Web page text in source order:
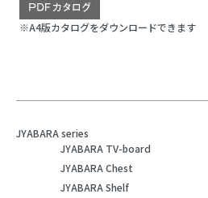
※A4版カタログをダウンロードできます
JYABARA series
JYABARA TV-board
JYABARA Chest
JYABARA Shelf